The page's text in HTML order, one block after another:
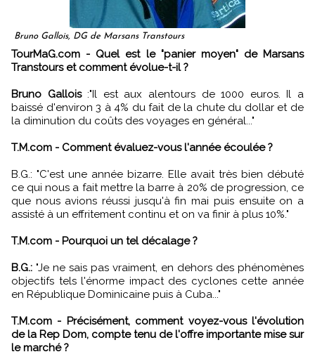
Bruno Gallois, DG de Marsans Transtours
TourMaG.com - Quel est le "panier moyen" de Marsans
Transtours et comment évolue-t-il ?
Bruno Gallois:"Il est aux alentours de 1000 euros. Il a
baissé d'environ 3 à 4% du fait de la chute du dollar et de
la diminution du coûts des voyages en général..."
T.M.com - Comment évaluez-vous l'année écoulée ?
B.G.: "C'est une année bizarre. Elle avait très bien débuté
ce qui nous a fait mettre la barre à 20% de progression, ce
que nous avions réussi jusqu'à fin mai puis ensuite on a
assisté à un effritement continu et on va finir à plus 10%."
T.M.com - Pourquoi un tel décalage ?
B.G.: "Je ne sais pas vraiment, en dehors des phénomènes
objectifs tels l'énorme impact des cyclones cette année
en République Dominicaine puis à Cuba..."
T.M.com - Précisément, comment voyez-vous l'évolution
de la Rep Dom, compte tenu de l'offre importante mise sur
le marché ?